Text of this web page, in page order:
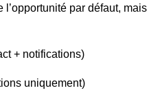
l’opportunité par défaut, mais
+ notifications)
uniquement)